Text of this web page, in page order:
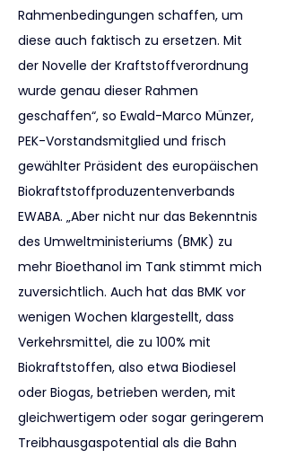
Rahmenbedingungen schaffen, um
diese auch faktisch zu ersetzen. Mit
der Novelle der Kraftstoffverordnung
wurde genau dieser Rahmen
geschaffen“, so Ewald-Marco Münzer,
PEK-Vorstandsmitglied und frisch
gewählter Präsident des europäischen
Biokraftstoffproduzentenverbands
EWABA. „Aber nicht nur das Bekenntnis
des Umweltministeriums (BMK) zu
mehr Bioethanol im Tank stimmt mich
zuversichtlich. Auch hat das BMK vor
wenigen Wochen klargestellt, dass
Verkehrsmittel, die zu 100% mit
Biokraftstoffen, also etwa Biodiesel
oder Biogas, betrieben werden, mit
gleichwertigem oder sogar geringerem
Treibhausgaspotential als die Bahn